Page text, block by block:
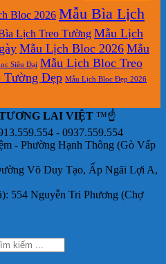
Bloc 2026 Mẫu Bìa Lịch
Lịch Treo Tường Mẫu Lịch
Mẫu Lịch Bloc 2026 Mẫu
Siêu Đại Mẫu Lịch Bloc Treo
Tường Đẹp Mẫu Lịch Bloc Đẹp 2026
LAI VIỆT ™☝️
- 0937.559.554
- Phường Hạnh Thông (Gò Vấp
Võ Duy Tạo, Ấp Ngãi Lợi A,
554 Nguyễn Tri Phương (Chợ